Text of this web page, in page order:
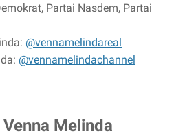
Partai Nasdem, Partai
@vennamelindareal
@vennamelindachannel
Melinda